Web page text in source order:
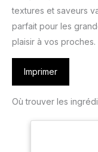
textures et saveurs
parfait pour les
plaisir à vos proches.
Imprimer
Où trouver les